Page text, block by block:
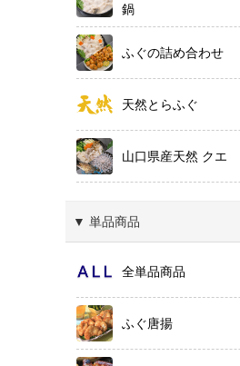
鍋
ふぐの詰め合わせ
天然とらふぐ
山口県産天然 クエ
▼ 単品商品
全単品商品
ふぐ唐揚